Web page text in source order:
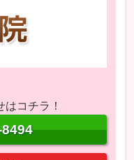
コチラ！